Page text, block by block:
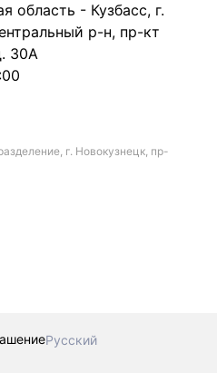
область - Кузбасс, г.
р-н, пр-кт
30А
г. Новокузнецк, пр-
Русский